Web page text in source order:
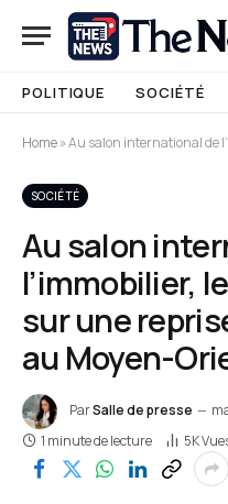
POLITIQUE SOCIÉTÉ
Home»Au salon international de l’immobilier, le
SOCIÉTÉ
Au salon
l’immobilier,
sur une
au Moyen-
ParSalle de presse
1 minute de lecture
5K